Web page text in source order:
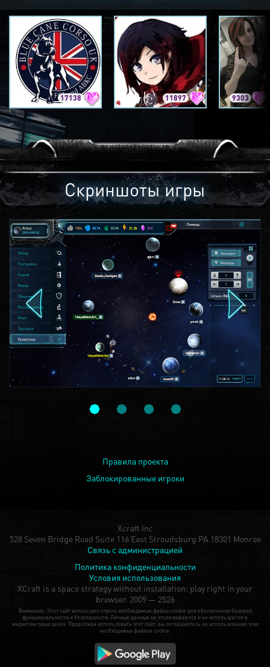
17138 11897 9303
Скриншоты игры
Правила проекта
Заблокированные игроки
Xcraft Inc
528 Seven Bridge Road Suite 116 East Stroudsburg PA 18301 Monroe
Связь с администрацией
Политика конфиденциальности
Условия использования
XCraft is a space strategy without installation: play right in your
browser. 2009 — 2526
Внимание: Этот сайт использует строго необходимые файлы cookie для обеспечения базовой
функциональности и безопасности. Личные данные не отслеживаются и не используются в
маркетинговых целях. Продолжая использовать этот сайт, вы соглашаетесь на использование этих
необходимых файлов cookie.